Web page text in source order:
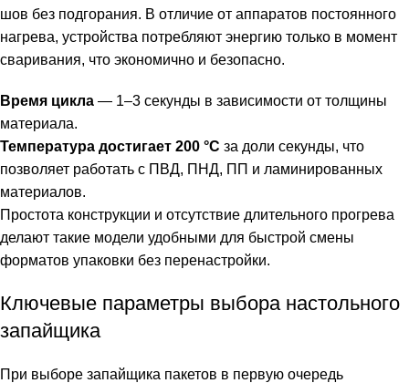
шов без подгорания. В отличие от аппаратов постоянного
нагрева, устройства потребляют энергию только в момент
сваривания, что экономично и безопасно.
Время цикла — 1–3 секунды в зависимости от толщины
материала.
Температура достигает 200 °C за доли секунды, что
позволяет работать с ПВД, ПНД, ПП и ламинированных
материалов.
Простота конструкции и отсутствие длительного прогрева
делают такие модели удобными для быстрой смены
форматов упаковки без перенастройки.
Ключевые параметры выбора настольного
запайщика
При выборе запайщика пакетов в первую очередь